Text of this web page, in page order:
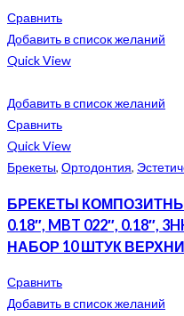
Сравнить
Добавить в список желаний
Quick View
Добавить в список желаний
Сравнить
Quick View
Брекеты, Ортодонтия,
БРЕКЕТЫ КОМПОЗИТНЫЕ
0.18″, MBT 022″, 0.18″,
НАБОР 10 ШТУК
Сравнить
Добавить в список желаний